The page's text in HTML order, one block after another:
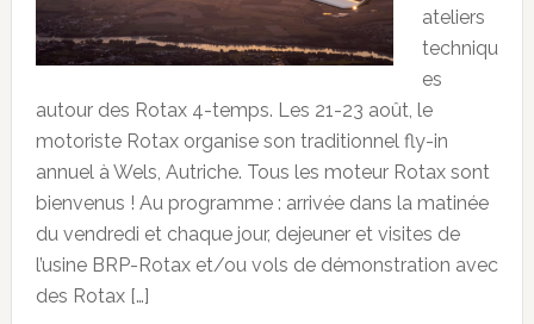
ateliers
techniqu
es
autour des Rotax 4-temps. Les 21-23 août, le
motoriste Rotax organise son traditionnel fly-in
annuel à Wels, Autriche. Tous les moteur Rotax sont
bienvenus ! Au programme : arrivée dans la matinée
du vendredi et chaque jour, dejeuner et visites de
l’usine BRP-Rotax et/ou vols de démonstration avec
des Rotax […]